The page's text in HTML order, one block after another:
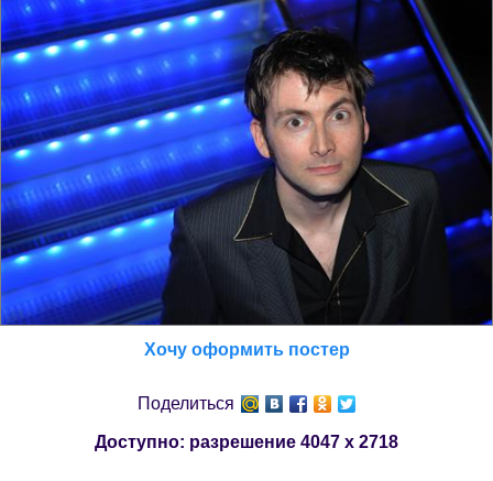
Хочу оформить постер
Поделиться
Доступно: разрешение 4047 x 2718